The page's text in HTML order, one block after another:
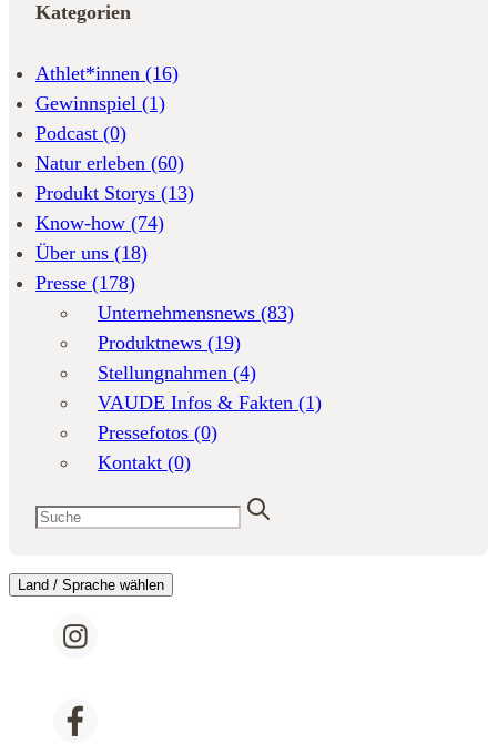
Kategorien
Athlet*innen (16)
Gewinnspiel (1)
Podcast (0)
Natur erleben (60)
Produkt Storys (13)
Know-how (74)
Über uns (18)
Presse (178)
Unternehmensnews (83)
Produktnews (19)
Stellungnahmen (4)
VAUDE Infos & Fakten (1)
Pressefotos (0)
Kontakt (0)
Land / Sprache wählen